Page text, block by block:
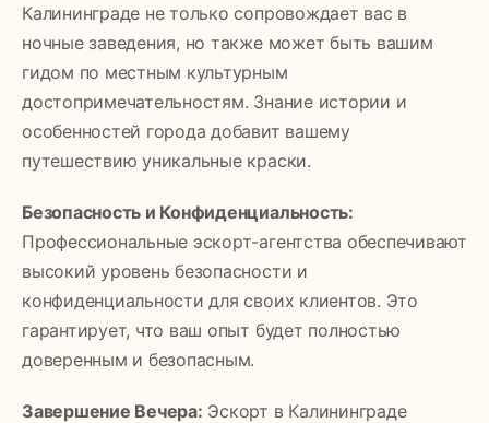
Калининграде не только сопровождает вас в
ночные заведения, но также может быть вашим
гидом по местным культурным
достопримечательностям. Знание истории и
особенностей города добавит вашему
путешествию уникальные краски.
Безопасность и Конфиденциальность:
Профессиональные эскорт-агентства обеспечивают
высокий уровень безопасности и
конфиденциальности для своих клиентов. Это
гарантирует, что ваш опыт будет полностью
доверенным и безопасным.
Завершение Вечера: Эскорт в Калининграде